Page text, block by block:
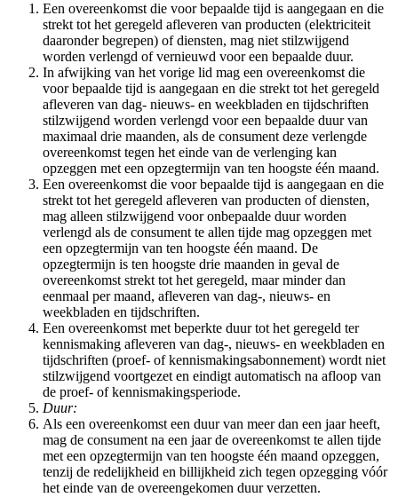
Een overeenkomst die voor bepaalde tijd is aangegaan en die
strekt tot het geregeld afleveren van producten (elektriciteit
daaronder begrepen) of diensten, mag niet stilzwijgend
worden verlengd of vernieuwd voor een bepaalde duur.
In afwijking van het vorige lid mag een overeenkomst die
voor bepaalde tijd is aangegaan en die strekt tot het geregeld
afleveren van dag- nieuws- en weekbladen en tijdschriften
stilzwijgend worden verlengd voor een bepaalde duur van
maximaal drie maanden, als de consument deze verlengde
overeenkomst tegen het einde van de verlenging kan
opzeggen met een opzegtermijn van ten hoogste één maand.
Een overeenkomst die voor bepaalde tijd is aangegaan en die
strekt tot het geregeld afleveren van producten of diensten,
mag alleen stilzwijgend voor onbepaalde duur worden
verlengd als de consument te allen tijde mag opzeggen met
een opzegtermijn van ten hoogste één maand. De
opzegtermijn is ten hoogste drie maanden in geval de
overeenkomst strekt tot het geregeld, maar minder dan
eenmaal per maand, afleveren van dag-, nieuws- en
weekbladen en tijdschriften.
Een overeenkomst met beperkte duur tot het geregeld ter
kennismaking afleveren van dag-, nieuws- en weekbladen en
tijdschriften (proef- of kennismakingsabonnement) wordt niet
stilzwijgend voortgezet en eindigt automatisch na afloop van
de proef- of kennismakingsperiode.
Duur:
Als een overeenkomst een duur van meer dan een jaar heeft,
mag de consument na een jaar de overeenkomst te allen tijde
met een opzegtermijn van ten hoogste één maand opzeggen,
tenzij de redelijkheid en billijkheid zich tegen opzegging vóór
het einde van de overeengekomen duur verzetten.